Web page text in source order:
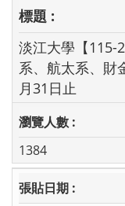
淡江大學【115-
系、航太系、財
月31日止
1384